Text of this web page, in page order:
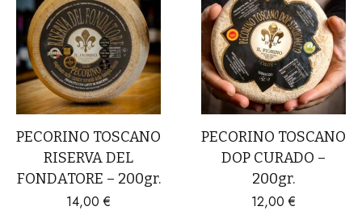
PECORINO TOSCANO
RISERVA DEL
FONDATORE – 200gr.
14,00€
PECORINO TOSCANO
DOP CURADO –
200gr.
12,00€